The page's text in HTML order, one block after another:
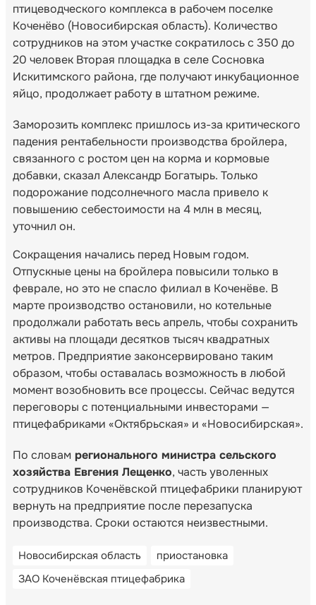
птицеводческого комплекса в рабочем поселке
Коченёво (Новосибирская область). Количество
сотрудников на этом участке сократилось с 350 до
20 человек Вторая площадка в селе Сосновка
Искитимского района, где получают инкубационное
яйцо, продолжает работу в штатном режиме.
Заморозить комплекс пришлось из-за критического
падения рентабельности производства бройлера,
связанного с ростом цен на корма и кормовые
добавки, сказал Александр Богатырь. Только
подорожание подсолнечного масла привело к
повышению себестоимости на 4 млн в месяц,
уточнил он.
Сокращения начались перед Новым годом.
Отпускные цены на бройлера повысили только в
феврале, но это не спасло филиал в Коченёве. В
марте производство остановили, но котельные
продолжали работать весь апрель, чтобы сохранить
активы на площади десятков тысяч квадратных
метров. Предприятие законсервировано таким
образом, чтобы оставалась возможность в любой
момент возобновить все процессы. Сейчас ведутся
переговоры с потенциальными инвесторами —
птицефабриками «Октябрьская» и «Новосибирская».
По словам регионального министра сельского
хозяйства Евгения Лещенко, часть уволенных
сотрудников Коченёвской птицефабрики планируют
вернуть на предприятие после перезапуска
производства. Сроки остаются неизвестными.
Новосибирская область
приостановка
ЗАО Коченёвская птицефабрика